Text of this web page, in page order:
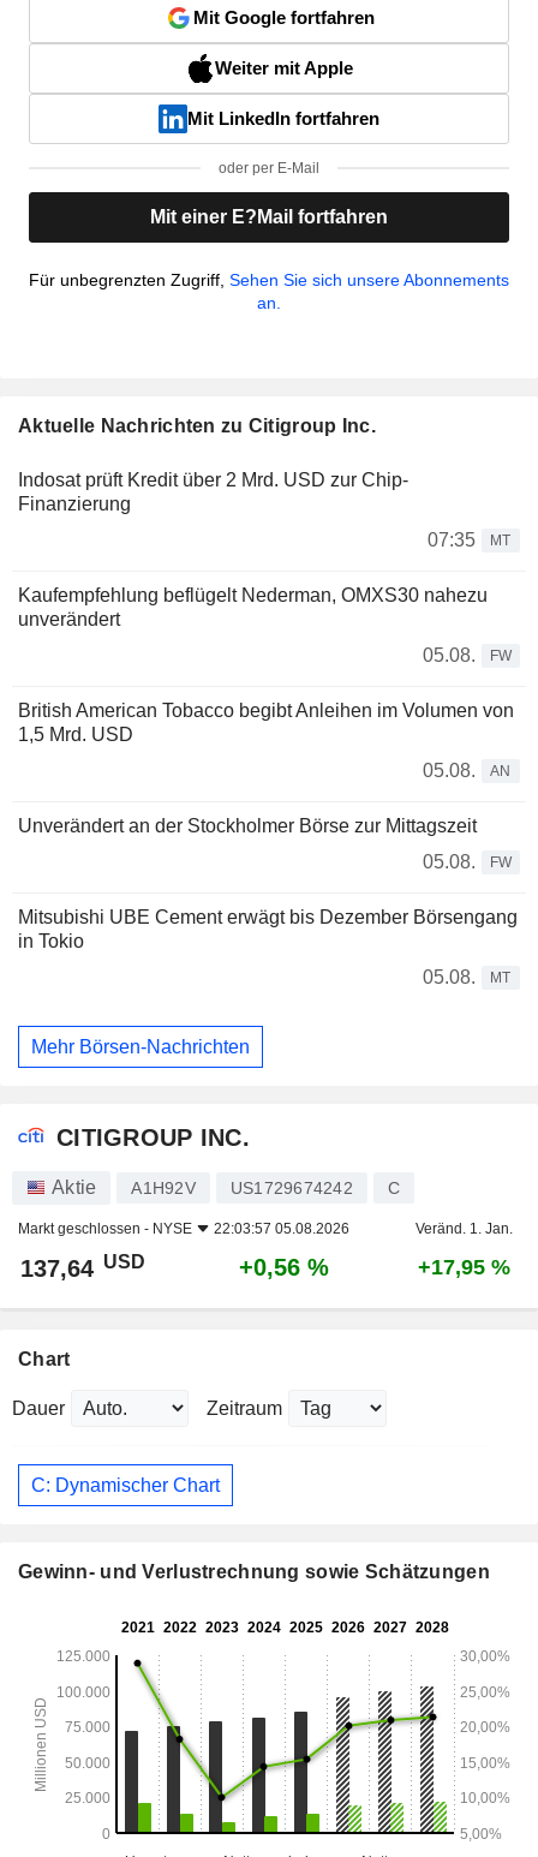
Mit Google fortfahren
Weiter mit Apple
Mit LinkedIn fortfahren
oder per E-Mail
Mit einer E?Mail fortfahren
Für unbegrenzten Zugriff, Sehen Sie sich unsere Abonnements
an.
Aktuelle Nachrichten zu Citigroup Inc.
Indosat prüft Kredit über 2 Mrd. USD zur Chip-
Finanzierung
07:35
MT
Kaufempfehlung beflügelt Nederman, OMXS30 nahezu
unverändert
05.08.
FW
British American Tobacco begibt Anleihen im Volumen von
1,5 Mrd. USD
05.08.
AN
Unverändert an der Stockholmer Börse zur Mittagszeit
05.08.
FW
Mitsubishi UBE Cement erwägt bis Dezember Börsengang
in Tokio
05.08.
MT
Mehr Börsen-Nachrichten
CITIGROUP INC.
Aktie A1H92V US1729674242 C
Markt geschlossen - NYSE 22:03:57 05.08.2026 Veränd. 1. Jan.
137,64 USD +0,56 % +17,95 %
Chart
Dauer Zeitraum
C: Dynamischer Chart
Gewinn- und Verlustrechnung sowie Schätzungen